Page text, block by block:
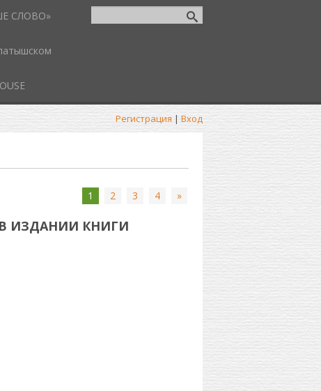
СЛОВО»
Регистрация | Вход
1 2 3 4 »
ИЗДАНИИ КНИГИ